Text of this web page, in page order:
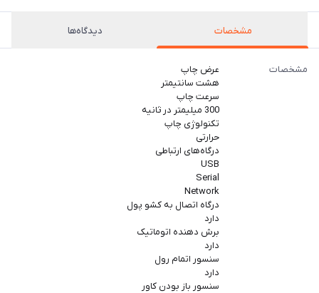
مشخصات دیدگاه‌ها
مشخصات
عرض چاپ
هشت سانتیمتر
سرعت چاپ
300 میلیمتر در ثانیه
تکنولوژی چاپ
حرارتی
درگاه‌های ارتباطی
USB
Serial
Network
درگاه اتصال به کشو پول
دارد
برش دهنده اتوماتیک
دارد
سنسور اتمام رول
دارد
سنسور باز بودن کاور